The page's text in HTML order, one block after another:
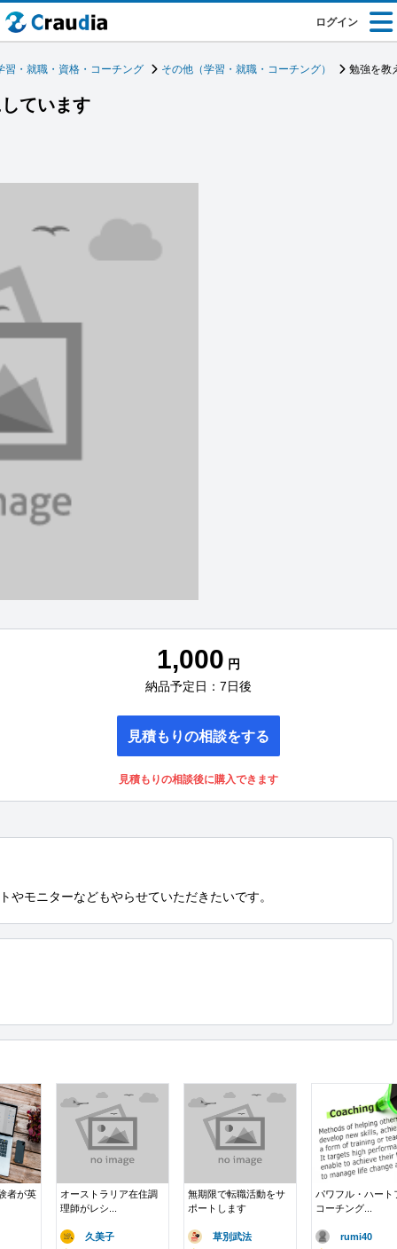
ログイン
習・就職・資格・コーチング その他（学習・就職・コーチング） 勉強を教
ています
1,000 円
納品予定日：7日後
見積もりの相談をする
見積もりの相談後に購入できます
やモニターなどもやらせていただきたいです。
者が英
オーストラリア在住調
理師がレシ...
久美子
無期限で転職活動をサ
ポートします
草別武法
パワフル・ハート
コーチング...
rumi40